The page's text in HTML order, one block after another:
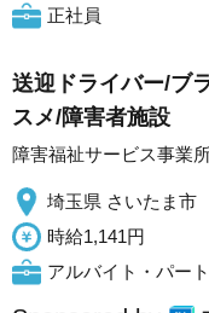
正社員
送迎ドライバー/ブ
スメ/障害者施設
障害福祉サービス事業
埼玉県 さいたま市
時給1,141円
アルバイト・パート